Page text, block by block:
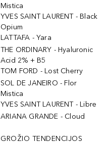
Mistica
YVES SAINT LAURENT - Black
Opium
LATTAFA - Yara
THE ORDINARY - Hyaluronic
Acid 2% + B5
TOM FORD - Lost Cherry
SOL DE JANEIRO - Flor
Mistica
YVES SAINT LAURENT - Libre
ARIANA GRANDE - Cloud
GROŽIO TENDENCIJOS